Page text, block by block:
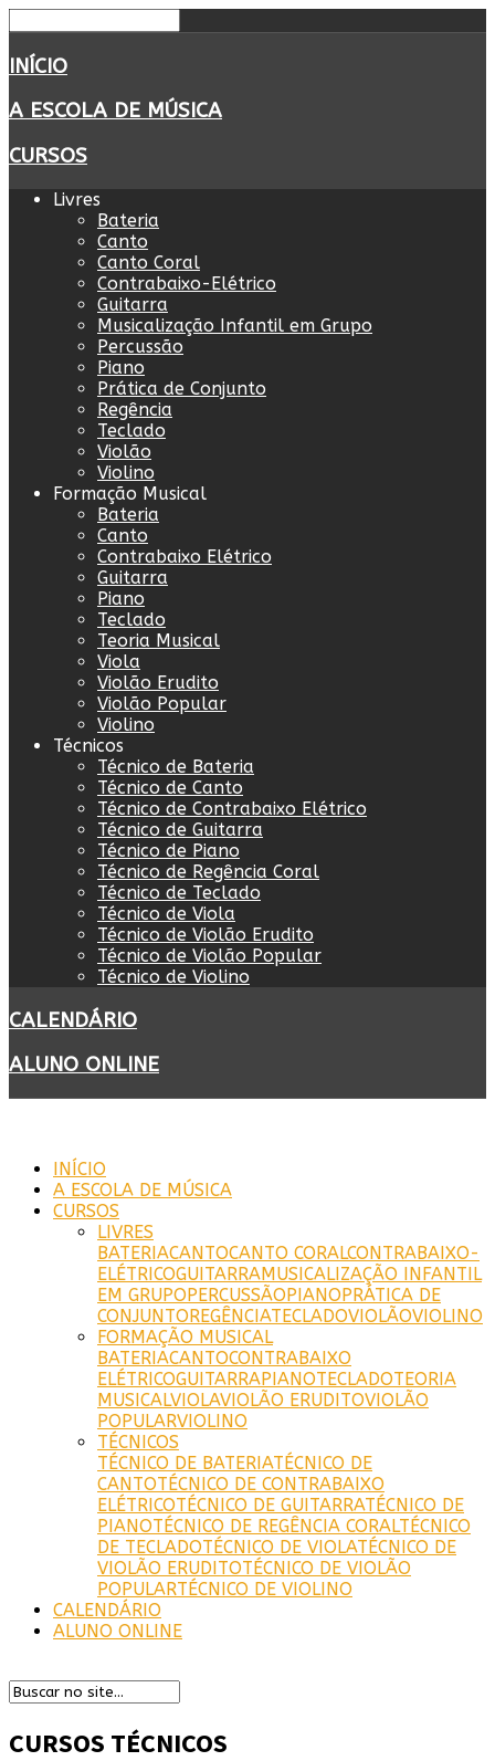
INÍCIO
A ESCOLA DE MÚSICA
CURSOS
Livres
Bateria
Canto
Canto Coral
Contrabaixo-Elétrico
Guitarra
Musicalização Infantil em Grupo
Percussão
Piano
Prática de Conjunto
Regência
Teclado
Violão
Violino
Formação Musical
Bateria
Canto
Contrabaixo Elétrico
Guitarra
Piano
Teclado
Teoria Musical
Viola
Violão Erudito
Violão Popular
Violino
Técnicos
Técnico de Bateria
Técnico de Canto
Técnico de Contrabaixo Elétrico
Técnico de Guitarra
Técnico de Piano
Técnico de Regência Coral
Técnico de Teclado
Técnico de Viola
Técnico de Violão Erudito
Técnico de Violão Popular
Técnico de Violino
CALENDÁRIO
ALUNO ONLINE
INÍCIO
A ESCOLA DE MÚSICA
CURSOS
LIVRES
BATERIACANTOCANTO CORALCONTRABAIXO-
ELÉTRICOGUITARRAMUSICALIZAÇÃO INFANTIL
EM GRUPOPERCUSSÃOPIANOPRÁTICA DE
CONJUNTOREGÊNCIATECLADOVIOLÃOVIOLINO
FORMAÇÃO MUSICAL
BATERIACANTOCONTRABAIXO
ELÉTRICOGUITARRAPIANOTECLADOTEORIA
MUSICALVIOLAVIOLÃO ERUDITOVIOLÃO
POPULARVIOLINO
TÉCNICOS
TÉCNICO DE BATERIATÉCNICO DE
CANTOTÉCNICO DE CONTRABAIXO
ELÉTRICOTÉCNICO DE GUITARRATÉCNICO DE
PIANOTÉCNICO DE REGÊNCIA CORALTÉCNICO
DE TECLADOTÉCNICO DE VIOLATÉCNICO DE
VIOLÃO ERUDITOTÉCNICO DE VIOLÃO
POPULARTÉCNICO DE VIOLINO
CALENDÁRIO
ALUNO ONLINE
CURSOS TÉCNICOS